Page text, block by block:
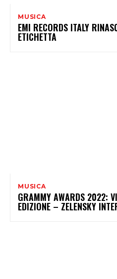
MUSICA
EMI RECORDS ITALY
ETICHETTA
MUSICA
GRAMMY AWARDS 2022:
EDIZIONE – ZELENSKY